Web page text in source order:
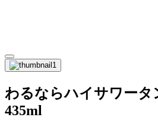
わるならハイサワータ
435ml